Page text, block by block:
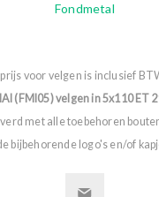
Fondmetal
voor velgen is inclusief
(FMI05) velgen in 5x110 ET
met alle toebehoren
bijbehorende logo's en/of